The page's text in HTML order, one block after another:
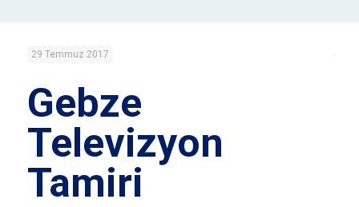
29 Temmuz 2017
Gebze
Televizyon
Tamiri